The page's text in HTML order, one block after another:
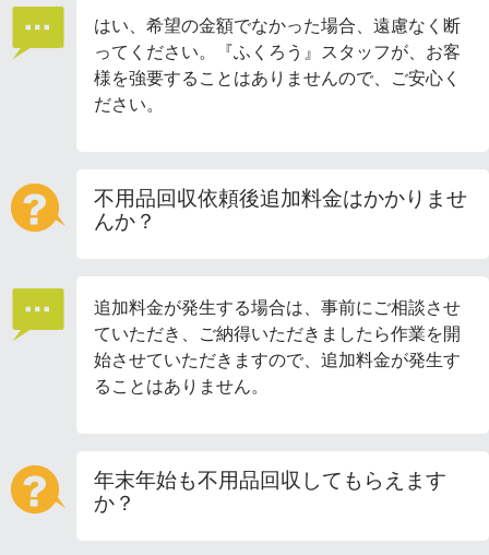
はい、希望の金額でなかった場合、遠慮なく断
ってください。『ふくろう』スタッフが、お客
様を強要することはありませんので、ご安心く
ださい。
不用品回収依頼後追加料金はかかりませ
んか？
追加料金が発生する場合は、事前にご相談させ
ていただき、ご納得いただきましたら作業を開
始させていただきますので、追加料金が発生す
ることはありません。
年末年始も不用品回収してもらえます
か？